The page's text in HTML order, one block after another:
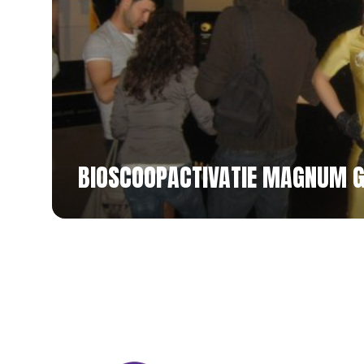
BIOSCOOPACTIVATIE MAGNUM